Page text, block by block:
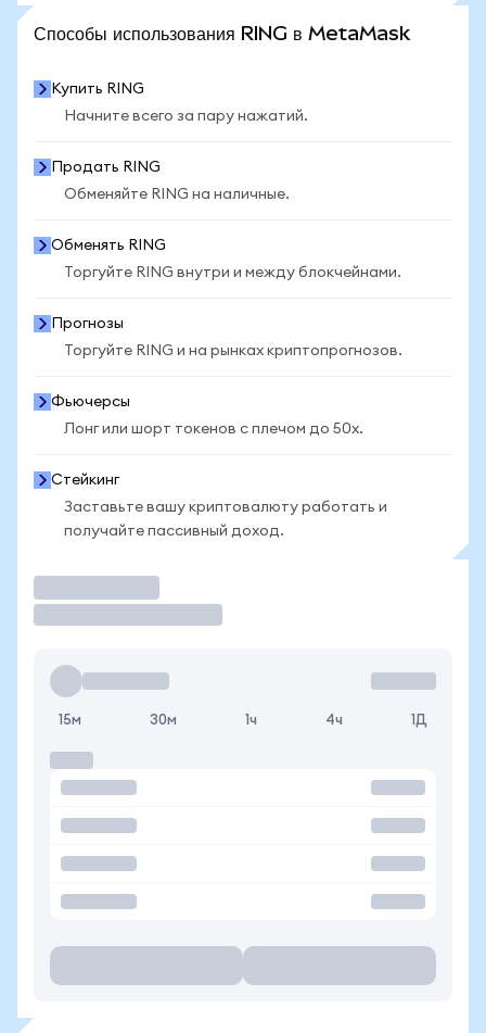
Способы использования RING в MetaMask
Купить RING
Начните всего за пару нажатий.
Продать RING
Обменяйте RING на наличные.
Обменять RING
Торгуйте RING внутри и между блокчейнами.
Прогнозы
Торгуйте RING и на рынках криптопрогнозов.
Фьючерсы
Лонг или шорт токенов с плечом до 50x.
Стейкинг
Заставьте вашу криптовалюту работать и
получайте пассивный доход.
15м 30м 1ч 4ч 1Д